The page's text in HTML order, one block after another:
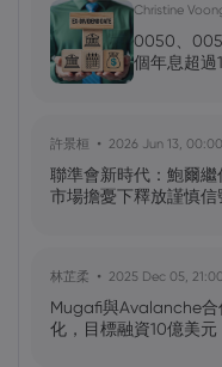
Christine
0050、
個年息超過
許景桓 2026 Jun 13, 00:00
聯準會新時代：鮑爾
市場擔憂下釋放謹慎信
林芷柔 2025 Dec 05, 21:00
Mugafi與Avalanche合
化，目標融資10億美元